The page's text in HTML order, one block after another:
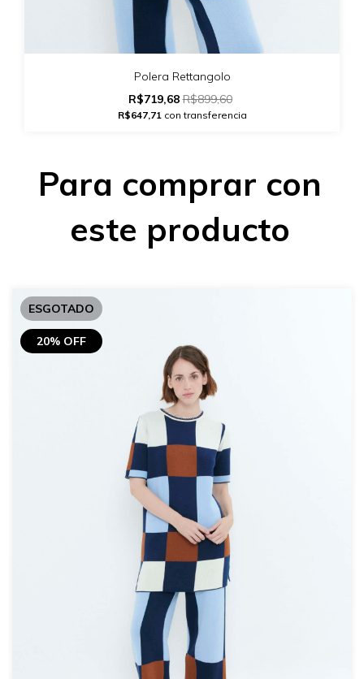
Polera Rettangolo
R$719,68R$899,60
R$647,71con transferencia
Para comprar con
este producto
ESGOTADO
20% OFF